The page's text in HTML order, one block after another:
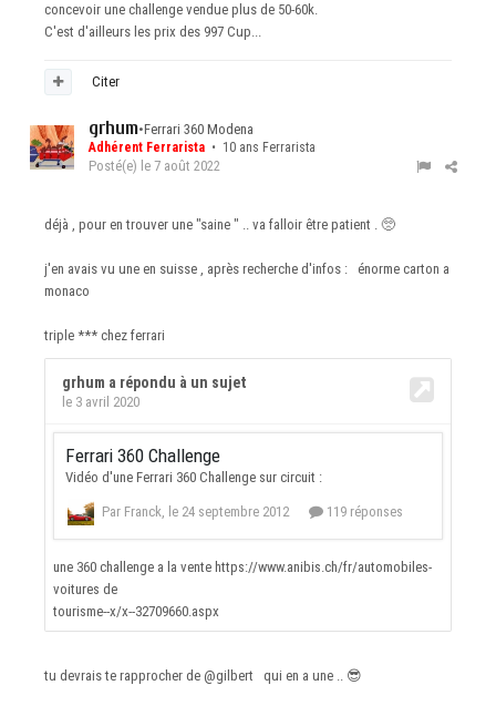
concevoir une challenge vendue plus de 50-60k.
C'est d'ailleurs les prix des 997 Cup...
Citer
grhum•Ferrari 360 Modena
Adhérent Ferrarista • 10 ans Ferrarista
Posté(e) le 7 août 2022
déjà , pour en trouver une "saine " .. va falloir être patient . 🥺
j'en avais vu une en suisse , après recherche d'infos : énorme carton a
monaco
triple *** chez ferrari
tu devrais te rapprocher de @gilbert qui en a une .. 😎